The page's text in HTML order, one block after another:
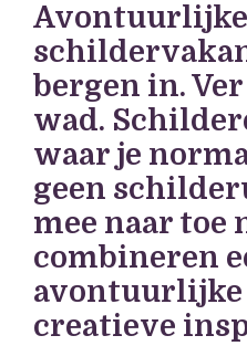
Avontuurlijke
bergen in.
wad.
waar je
geen
mee naar toe
combineren
avontuurlijke
creatieve